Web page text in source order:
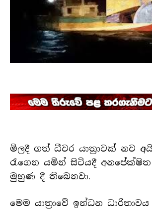
මිලදී ගත් ධීවර යාත්‍රාවක් නව
රැගෙන යමින් සිටියදී
මුහුණ දී තිබෙනවා.
මෙම යාත්‍රාවේ ඉන්ධන